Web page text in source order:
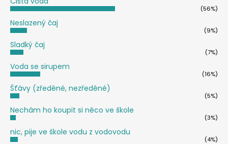
(56%)
Neslazený čaj
(9%)
Sladký čaj
(7%)
Voda se sirupem
(16%)
Šťávy (zředěné, nezředěné)
(5%)
Nechám ho koupit si něco ve škole
(3%)
nic, pije ve škole vodu z vodovodu
(4%)